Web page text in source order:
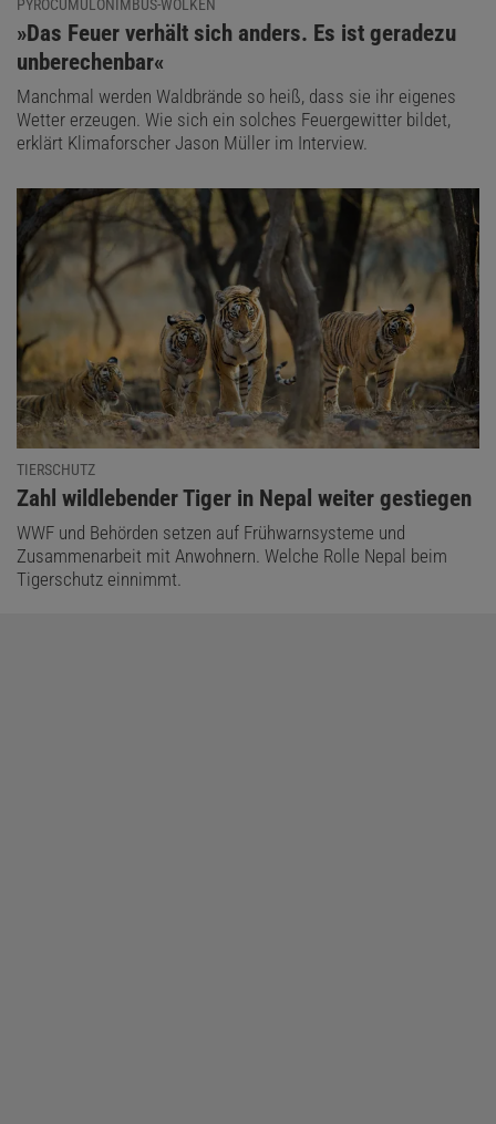
PYROCUMULONIMBUS-WOLKEN
:
»Das Feuer verhält sich anders. Es ist geradezu
unberechenbar«
Manchmal werden Waldbrände so heiß, dass sie ihr eigenes
Wetter erzeugen. Wie sich ein solches Feuergewitter bildet,
erklärt Klimaforscher Jason Müller im Interview.
TIERSCHUTZ
:
Zahl wildlebender Tiger in Nepal weiter gestiegen
WWF und Behörden setzen auf Frühwarnsysteme und
Zusammenarbeit mit Anwohnern. Welche Rolle Nepal beim
Tigerschutz einnimmt.